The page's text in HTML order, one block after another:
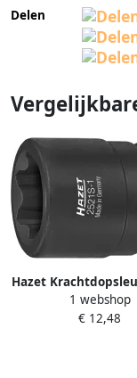
Delen
Hazet
speciaal profiel
inch (12 5 mm)
1 webshop
€ 12,48